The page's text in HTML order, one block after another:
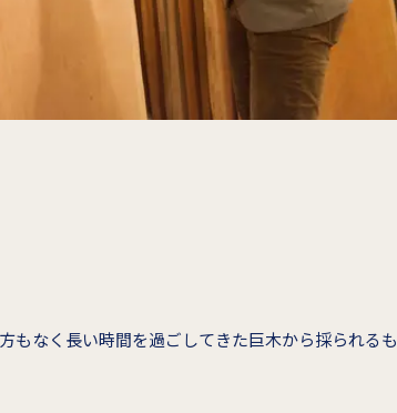
もなく長い時間を過ごしてきた巨木から採られるも